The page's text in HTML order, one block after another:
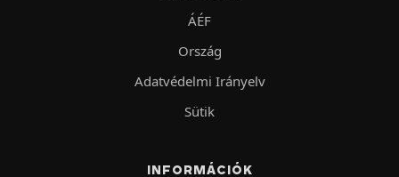
ÁÉF
Ország
Adatvédelmi Irányelv
Sütik
INFORMÁCIÓK